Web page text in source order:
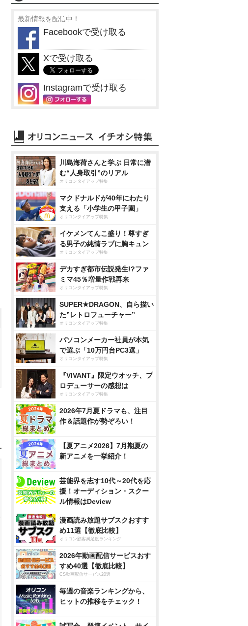
最新情報を配信中！
Facebookで受け取る
Xで受け取る
Instagramで受け取る
川島海荷さんと学ぶ 日常に潜
む“人身取引”のリアル
オリコンタイアップ特集
マクドナルドが40年にわたり
支える「小学生の甲子園」
オリコンタイアップ特集
イケメンてんこ盛り！尊すぎ
る男子の純情ラブに胸キュン
オリコンタイアップ特集
デカすぎ都市伝説発生!?ファ
ミマ45％増量作戦再来
オリコンタイアップ特集
SUPER★DRAGON、自ら描い
た”レトロフューチャー”
オリコンタイアップ特集
パソコンメーカー社員が本気
で選ぶ「10万円台PC3選」
オリコンタイアップ特集
『VIVANT』限定ウオッチ、プ
ロデューサーの感想は
オリコンタイアップ特集
2026年7月夏ドラマも、注目
作＆話題作が勢ぞろい！
【夏アニメ2026】7月期夏の
新アニメを一挙紹介！
芸能界を志す10代～20代を応
援！オーディション・スクー
ル情報はDeview
漫画読み放題サブスクおすす
め11選【徹底比較】
オリコン顧客満足度ランキング
2026年動画配信サービスおす
すめ40選【徹底比較】
CS動画配信サービス20選
毎週の音楽ランキングから、
ヒットの推移をチェック！